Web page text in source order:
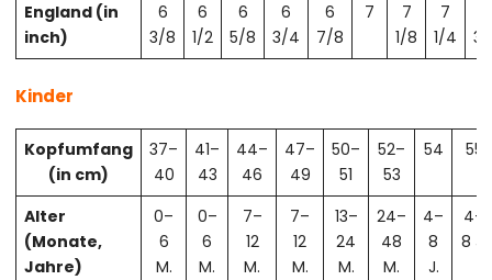
England (in
inch)
6
3/8
6
1/2
6
5/8
6
3/4
6
7/8
7
7
1/8
7
1/4
Kinder
Kopfumfang
(in cm)
37–
40
41–
43
44–
46
47–
49
50–
51
52–
53
54 55
Alter
(Monate,
Jahre)
0–
6
M.
0–
6
M.
7–
12
M.
7–
12
M.
13–
24
M.
24–
48
M.
4–
8
J.
4–
8 J.